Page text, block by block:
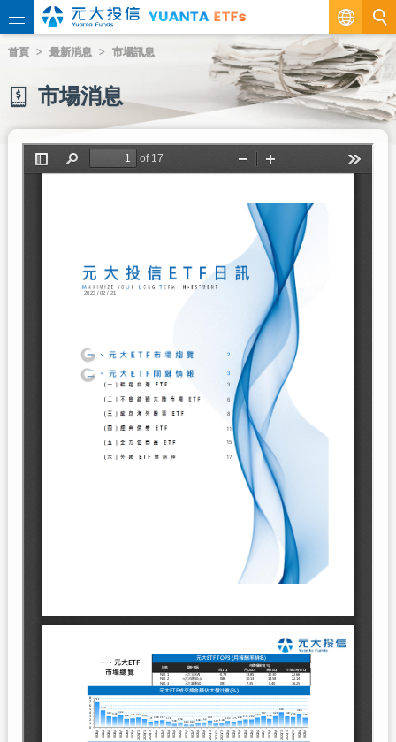
繁
EN
首頁 最新消息 市場訊息
市場消息